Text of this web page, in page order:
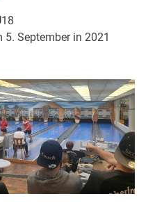
September in 2021